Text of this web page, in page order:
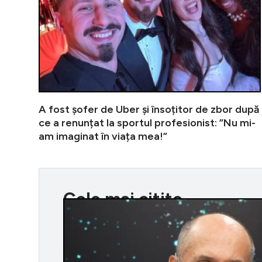
A fost șofer de Uber și însoțitor de zbor după
ce a renunțat la sportul profesionist: ”Nu mi-
am imaginat în viața mea!”
Cele mai citite